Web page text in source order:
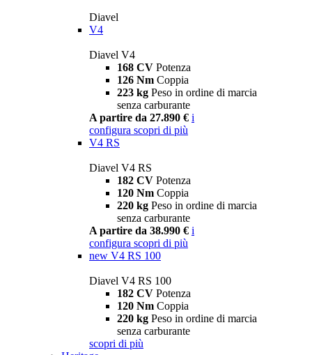
Diavel
V4
Diavel V4
168 CV Potenza
126 Nm Coppia
223 kg Peso in ordine di marcia
senza carburante
A partire da 27.890 € i
configura scopri di più
V4 RS
Diavel V4 RS
182 CV Potenza
120 Nm Coppia
220 kg Peso in ordine di marcia
senza carburante
A partire da 38.990 € i
configura scopri di più
new V4 RS 100
Diavel V4 RS 100
182 CV Potenza
120 Nm Coppia
220 kg Peso in ordine di marcia
senza carburante
scopri di più